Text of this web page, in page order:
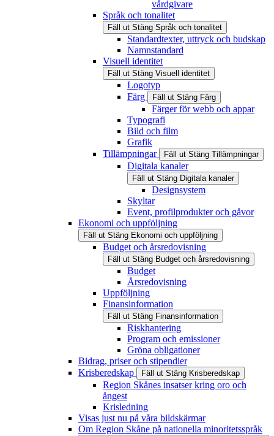
vårdgivare
Språk och tonalitet
Fäll ut Stäng Språk och tonalitet
Standardtexter, uttryck och budskap
Namnstandard
Visuell identitet
Fäll ut Stäng Visuell identitet
Logotyp
Färg
Fäll ut Stäng Färg
Färger för webb och appar
Typografi
Bild och film
Grafik
Tillämpningar
Fäll ut Stäng Tillämpningar
Digitala kanaler
Fäll ut Stäng Digitala kanaler
Designsystem
Skyltar
Event, profilprodukter och gåvor
Ekonomi och uppföljning
Fäll ut Stäng Ekonomi och uppföljning
Budget och årsredovisning
Fäll ut Stäng Budget och årsredovisning
Budget
Årsredovisning
Uppföljning
Finansinformation
Fäll ut Stäng Finansinformation
Riskhantering
Program och emissioner
Gröna obligationer
Bidrag, priser och stipendier
Krisberedskap
Fäll ut Stäng Krisberedskap
Region Skånes insatser kring oro och
ångest
Krisledning
Visas just nu på våra bildskärmar
Om Region Skåne på nationella minoritetsspråk